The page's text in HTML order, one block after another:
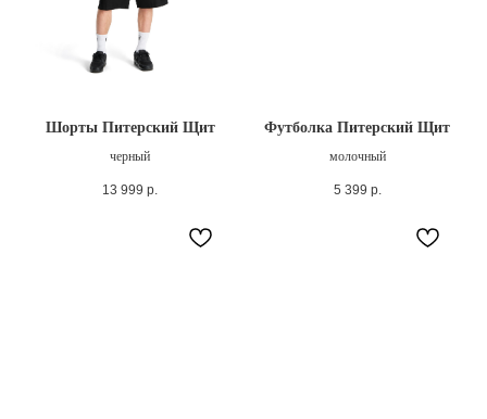
Шорты Питерский Щит
черный
13 999 р.
Футболка Питерский Щит
молочный
5 399 р.